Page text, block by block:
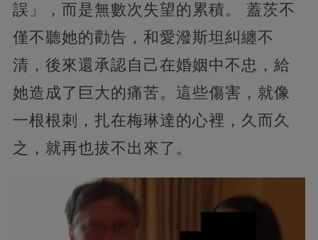
誤」，而是無數次失望的累積。 蓋茨不
僅不聽她的勸告，和愛潑斯坦糾纏不
清，後來還承認自己在婚姻中不忠，給
她造成了巨大的痛苦。這些傷害，就像
一根根刺，扎在梅琳達的心裡，久而久
之，就再也拔不出來了。